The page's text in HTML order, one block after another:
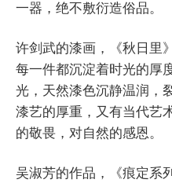
一器，绝不敷衍造俗品。
许剑武的漆画，《秋日里
每一件都沉淀着时光的厚
光，天然漆色沉静温润，
漆艺的厚重，又有当代艺
的敬畏，对自然的感恩。
吴淑芳的作品，《痕定系